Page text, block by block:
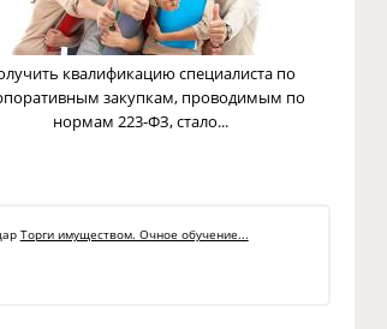
квалификацию специалиста по
закупкам, проводимым по
нормам 223-ФЗ, стало...
Торги имуществом. Очное обучение...